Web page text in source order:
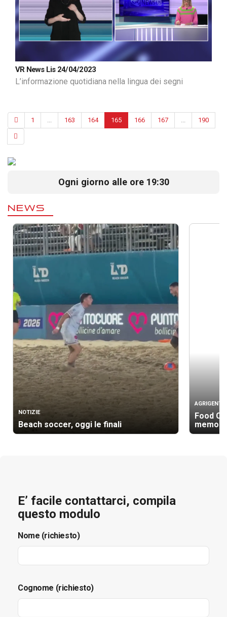
VR News Lis 24/04/2023
L’informazione quotidiana nella lingua dei segni
1 163 164 165 166 167 190
Ogni giorno alle ore 19:30
NEWS
NOTIZIE
Beach soccer, oggi le finali
AGRIGENTO
Food
E’ facile contattarci, compila
questo modulo
Nome (richiesto)
Cognome (richiesto)